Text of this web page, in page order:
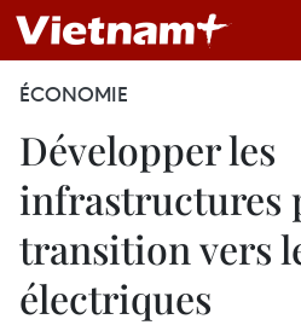
ÉCONOMIE
Développer les
infrastructures
transition vers
électriques